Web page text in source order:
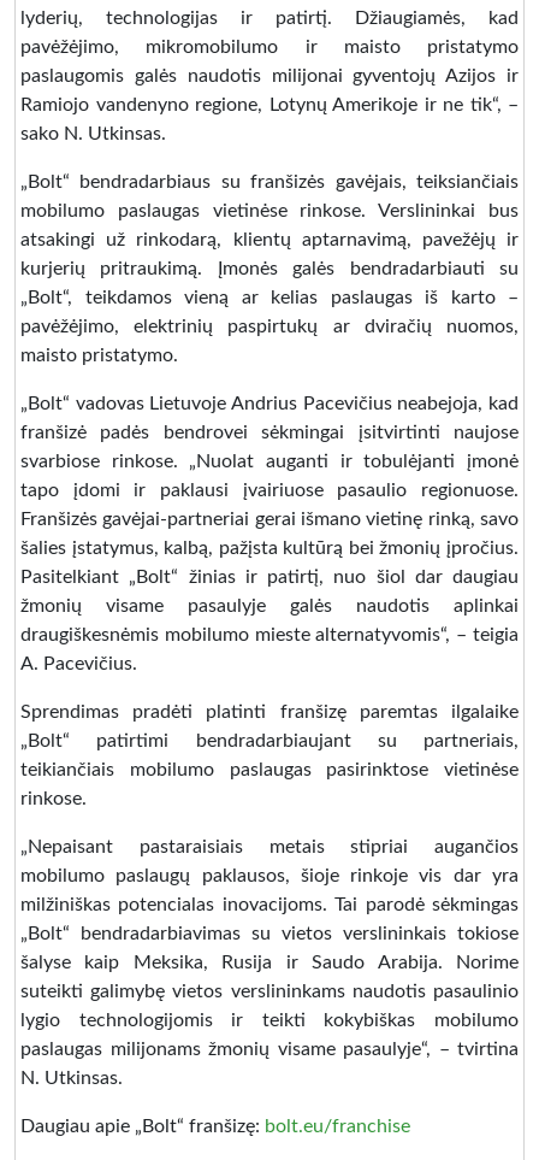
lyderių, technologijas ir patirtį. Džiaugiamės, kad
pavėžėjimo, mikromobilumo ir maisto pristatymo
paslaugomis galės naudotis milijonai gyventojų Azijos ir
Ramiojo vandenyno regione, Lotynų Amerikoje ir ne tik“, –
sako N. Utkinsas.
„Bolt“ bendradarbiaus su franšizės gavėjais, teiksiančiais
mobilumo paslaugas vietinėse rinkose. Verslininkai bus
atsakingi už rinkodarą, klientų aptarnavimą, pavežėjų ir
kurjerių pritraukimą. Įmonės galės bendradarbiauti su
„Bolt“, teikdamos vieną ar kelias paslaugas iš karto –
pavėžėjimo, elektrinių paspirtukų ar dviračių nuomos,
maisto pristatymo.
„Bolt“ vadovas Lietuvoje Andrius Pacevičius neabejoja, kad
franšizė padės bendrovei sėkmingai įsitvirtinti naujose
svarbiose rinkose. „Nuolat auganti ir tobulėjanti įmonė
tapo įdomi ir paklausi įvairiuose pasaulio regionuose.
Franšizės gavėjai-partneriai gerai išmano vietinę rinką, savo
šalies įstatymus, kalbą, pažįsta kultūrą bei žmonių įpročius.
Pasitelkiant „Bolt“ žinias ir patirtį, nuo šiol dar daugiau
žmonių visame pasaulyje galės naudotis aplinkai
draugiškesnėmis mobilumo mieste alternatyvomis“, – teigia
A. Pacevičius.
Sprendimas pradėti platinti franšizę paremtas ilgalaike
„Bolt“ patirtimi bendradarbiaujant su partneriais,
teikiančiais mobilumo paslaugas pasirinktose vietinėse
rinkose.
„Nepaisant pastaraisiais metais stipriai augančios
mobilumo paslaugų paklausos, šioje rinkoje vis dar yra
milžiniškas potencialas inovacijoms. Tai parodė sėkmingas
„Bolt“ bendradarbiavimas su vietos verslininkais tokiose
šalyse kaip Meksika, Rusija ir Saudo Arabija. Norime
suteikti galimybę vietos verslininkams naudotis pasaulinio
lygio technologijomis ir teikti kokybiškas mobilumo
paslaugas milijonams žmonių visame pasaulyje“, – tvirtina
N. Utkinsas.
Daugiau apie „Bolt“ franšizę: bolt.eu/franchise